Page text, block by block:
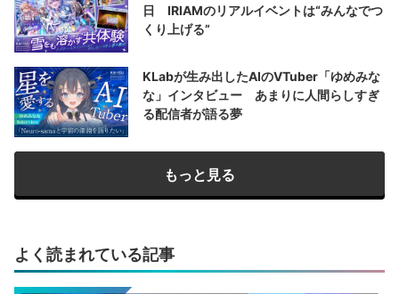
日 IRIAMのリアルイベントは“みんなでつ
くり上げる”
KLabが生み出したAIのVTuber「ゆめみな
な」インタビュー あまりに人間らしすぎ
る配信者が語る夢
もっと見る
よく読まれている記事